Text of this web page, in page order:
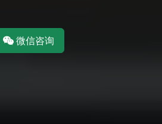
微信咨询